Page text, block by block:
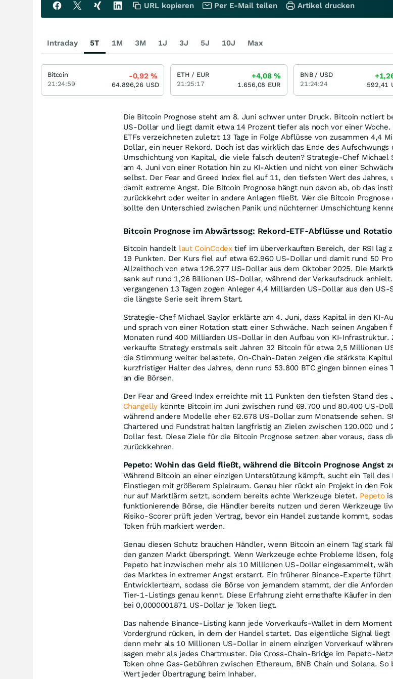
Die Bitcoin Prognose steht am 8. Juni schwer unter Druck. Bitcoin notiert
US-Dollar und liegt damit etwa 14 Prozent tiefer als noch vor einer
ETFs verzeichneten zuletzt 13 Tage in Folge Abflüsse von zusammen 4,4
Dollar, ein neuer Rekord. Doch ist das wirklich das Ende des Aufschwungs
Umschichtung von Kapital, die viele falsch deuten? Strategie-Chef Michael
am 4. Juni von einer Rotation hin zu KI-Aktien und nicht von einer
selbst. Der Fear and Greed Index fiel auf 11, den tiefsten Wert des Jahres,
damit extreme Angst. Die Bitcoin Prognose hängt nun davon ab, ob das
zurückkehrt oder weiter in andere Anlagen fließt. Wer die Bitcoin
sollte den Unterschied zwischen Panik und nüchterner Umschichtung
Bitcoin Prognose im Abwärtssog: Rekord-ETF-Abflüsse und
Bitcoin handelt laut CoinCodextief im überverkauften Bereich, der RSI lag
19 Punkten. Der Kurs fiel auf etwa 62.960 US-Dollar und damit rund 50
Allzeithoch von etwa 126.277 US-Dollar aus dem Oktober 2025. Die
sank auf rund 1,26 Billionen US-Dollar, während der Verkaufsdruck
vergangenen 13 Tagen zogen Anleger 4,4 Milliarden US-Dollar aus den US-
die längste Serie seit ihrem Start.
Strategie-Chef Michael Saylor erklärte am 4. Juni, dass Kapital in den KI-
und sprach von einer Rotation statt einer Schwäche. Nach seinen Angaben
Monaten rund 400 Milliarden US-Dollar in den Aufbau von KI-Infrastruktur.
verkaufte Strategy erstmals seit Jahren 32 Bitcoin für etwa 2,5 Millionen
die Stimmung weiter belastete. On-Chain-Daten zeigen die stärkste
kurzfristiger Halter des Jahres, denn rund 53.800 BTC gingen binnen eines
an die Börsen.
Der Fear and Greed Index erreichte mit 11 Punkten den tiefsten Stand des
Changellykönnte Bitcoin im Juni zwischen rund 69.700 und 80.400 US-
während andere Modelle eher 62.678 US-Dollar zum Monatsende sehen.
Chartered und Fundstrat halten langfristig an Zielen zwischen 120.000 und
Dollar fest. Diese Ziele für die Bitcoin Prognose setzen aber voraus, dass
zurückkehren.
Pepeto: Wohin das Geld fließt, während die Bitcoin Prognose Angst
Während Bitcoin an einer einzigen Unterstützung kämpft, sucht ein Teil des
Einstiegen mit größerem Spielraum. Genau hier rückt ein Projekt in den
nur auf Marktlärm setzt, sondern bereits echte Werkzeuge bietet. Pepeto
funktionierende Börse, die Händler bereits nutzen und deren Werkzeuge
Risiko-Scorer prüft jeden Vertrag, bevor ein Handel zustande kommt,
Token früh markiert werden.
Genau diesen Schutz brauchen Händler, wenn Bitcoin an einem Tag stark
den ganzen Markt überspringt. Wenn Werkzeuge echte Probleme lösen,
Pepeto hat inzwischen mehr als 10 Millionen US-Dollar eingesammelt,
des Marktes in extremer Angst erstarrt. Ein früherer Binance-Experte führt
Entwicklerteam, sodass die Börse von jemandem stammt, der die
Tier-1-Listings genau kennt. Diese Erfahrung zieht ernsthafte Käufer in
bei 0,0000001871 US-Dollar je Token liegt.
Das nahende Binance-Listing kann jede Vorverkaufs-Wallet in dem
Vordergrund rücken, in dem der Handel startet. Das eigentliche Signal
denn mehr als 10 Millionen US-Dollar in einem einzigen Vorverkauf
sagen mehr als jedes Chartmuster. Die Cross-Chain-Bridge im Pepeto-
Token ohne Gas-Gebühren zwischen Ethereum, BNB Chain und Solana.
Wert jeder Übertragung beim Inhaber.
URL kopieren Per E-Mail teilen Artikel drucken
Intraday 5T 1M 3M 1J 3J 5J 10J Max
Bitcoin
21:24:59
-0,92%
64.896,26 USD
ETH / EUR
21:25:17
+4,08%
1.656,08 EUR
BNB / USD
21:24:24
592,41